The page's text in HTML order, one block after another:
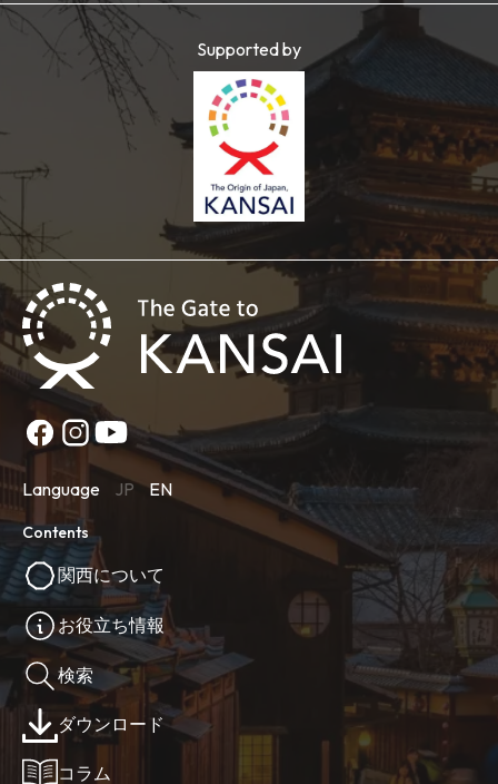
Supported by
Language JP EN
Contents
関西について
お役立ち情報
検索
ダウンロード
コラム